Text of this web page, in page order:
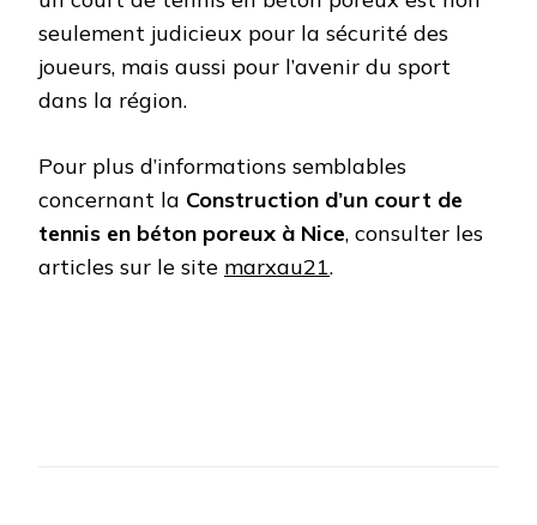
seulement judicieux pour la sécurité des
joueurs, mais aussi pour l’avenir du sport
dans la région.
Pour plus d’informations semblables
concernant la Construction d’un court de
tennis en béton poreux à Nice, consulter les
articles sur le site marxau21.